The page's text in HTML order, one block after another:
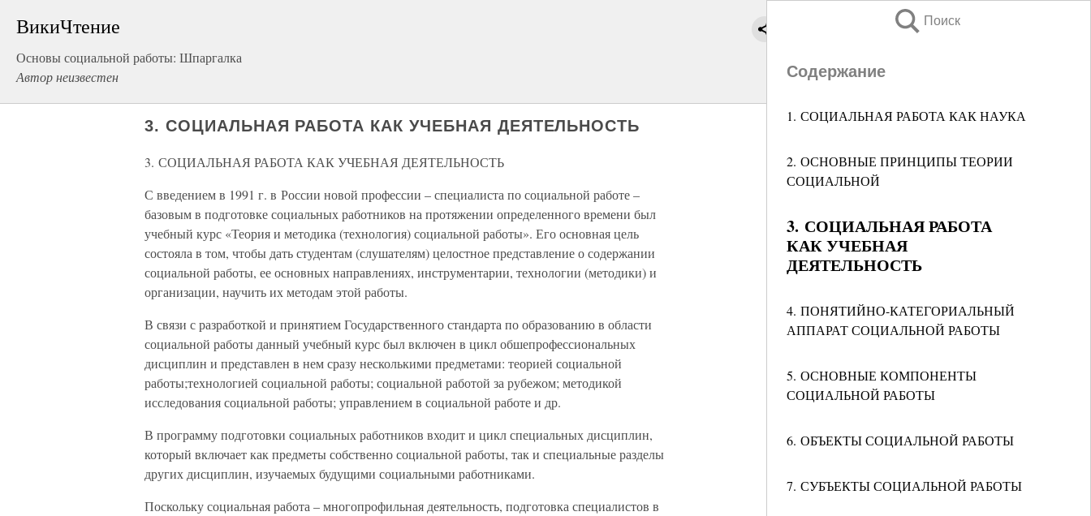
ВикиЧтение
Основы социальной работы: Шпаргалка
Автор неизвестен
Поиск
Содержание
1. СОЦИАЛЬНАЯ РАБОТА КАК НАУКА
2. ОСНОВНЫЕ ПРИНЦИПЫ ТЕОРИИ
СОЦИАЛЬНОЙ
3. СОЦИАЛЬНАЯ РАБОТА
КАК УЧЕБНАЯ
ДЕЯТЕЛЬНОСТЬ
4. ПОНЯТИЙНО-КАТЕГОРИАЛЬНЫЙ
АППАРАТ СОЦИАЛЬНОЙ РАБОТЫ
5. ОСНОВНЫЕ КОМПОНЕНТЫ
СОЦИАЛЬНОЙ РАБОТЫ
6. ОБЪЕКТЫ СОЦИАЛЬНОЙ РАБОТЫ
7. СУБЪЕКТЫ СОЦИАЛЬНОЙ РАБОТЫ
3. СОЦИАЛЬНАЯ РАБОТА КАК УЧЕБНАЯ ДЕЯТЕЛЬНОСТЬ
3. СОЦИАЛЬНАЯ РАБОТА КАК УЧЕБНАЯ ДЕЯТЕЛЬНОСТЬ
С введением в 1991 г. в России новой профессии – специалиста по социальной работе –
базовым в подготовке социальных работников на протяжении определенного времени был
учебный курс «Теория и методика (технология) социальной работы». Его основная цель
состояла в том, чтобы дать студентам (слушателям) целостное представление о содержании
социальной работы, ее основных направлениях, инструментарии, технологии (методики) и
организации, научить их методам этой работы.
В связи с разработкой и принятием Государственного стандарта по образованию в области
социальной работы данный учебный курс был включен в цикл обшепрофессиональных
дисциплин и представлен в нем сразу несколькими предметами: теорией социальной
работы;технологией социальной работы; социальной работой за рубежом; методикой
исследования социальной работы; управлением в социальной работе и др.
В программу подготовки социальных работников входит и цикл специальных дисциплин,
который включает как предметы собственно социальной работы, так и специальные разделы
других дисциплин, изучаемых будущими социальными работниками.
Поскольку социальная работа – многопрофильная деятельность, подготовка специалистов в